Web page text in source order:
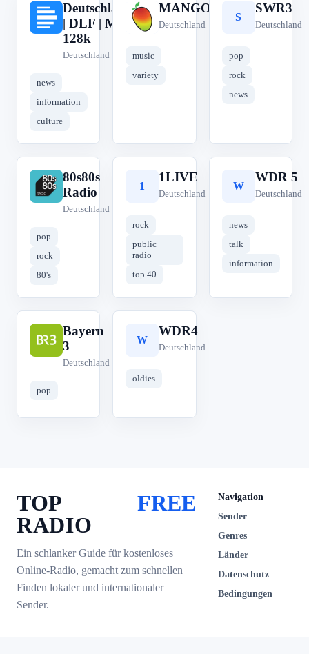
D
Deutschlandfunk
| DLF | MP3
128k
Deutschland
news
information
culture
M
MANGORADIO
Deutschland
music
variety
S
SWR3
Deutschland
pop
rock
news
8
80s80s
Radio
Deutschland
pop
rock
80's
1
1LIVE
Deutschland
rock
public
radio
top 40
W
WDR 5
Deutschland
news
talk
information
B
Bayern
3
Deutschland
pop
W
WDR4
Deutschland
oldies
TOP
RADIO
FREE
Ein schlanker Guide für kostenloses
Online-Radio, gemacht zum schnellen
Finden lokaler und internationaler
Sender.
Navigation
Sender
Genres
Länder
Datenschutz
Bedingungen